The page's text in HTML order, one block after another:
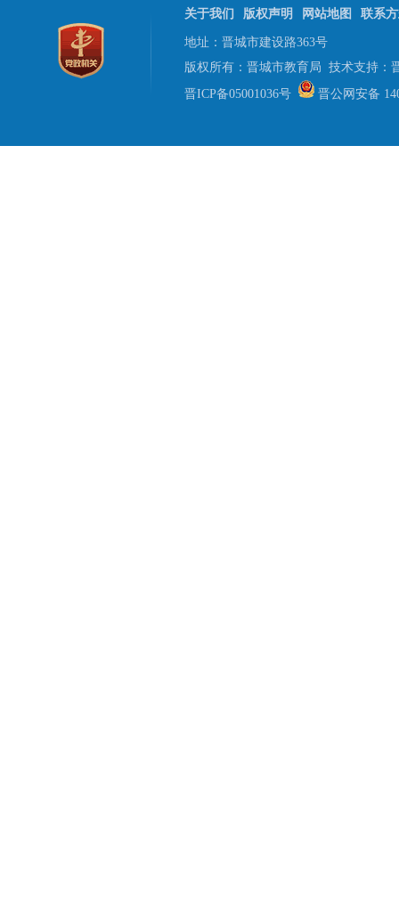
关于我们 版权声明 网站地图 联系
地址：晋城市建设路363号
版权所有：晋城市教育局 技术支持：
晋ICP备05001036号
晋公网安备